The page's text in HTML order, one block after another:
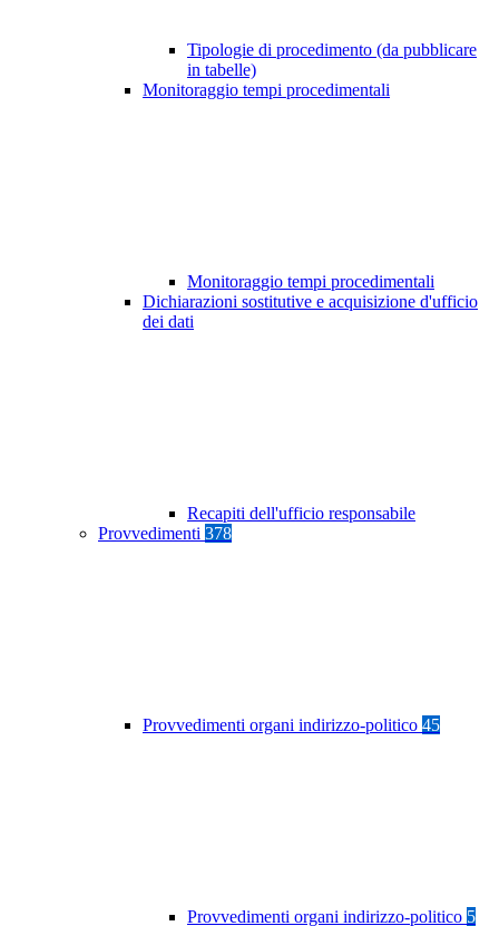
Tipologie di procedimento (da pubblicare
in tabelle)
Monitoraggio tempi procedimentali
Monitoraggio tempi procedimentali
Dichiarazioni sostitutive e acquisizione d'ufficio
dei dati
Recapiti dell'ufficio responsabile
Provvedimenti 378
Provvedimenti organi indirizzo-politico 45
Provvedimenti organi indirizzo-politico 5